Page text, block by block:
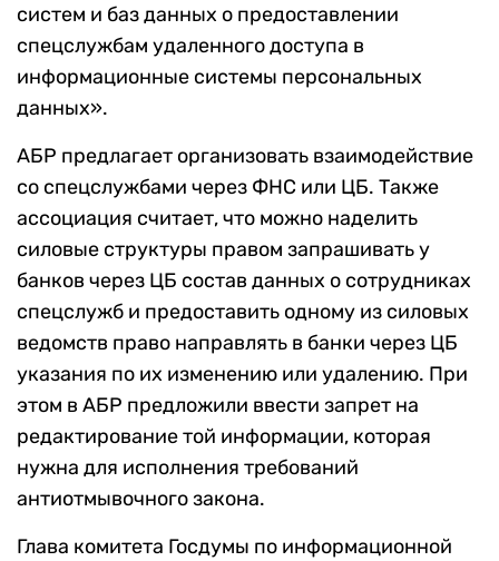
систем и баз данных о предоставлении
спецслужбам удаленного доступа в
информационные системы персональных
данных».
АБР предлагает организовать взаимодействие
со спецслужбами через ФНС или ЦБ. Также
ассоциация считает, что можно наделить
силовые структуры правом запрашивать у
банков через ЦБ состав данных о сотрудниках
спецслужб и предоставить одному из силовых
ведомств право направлять в банки через ЦБ
указания по их изменению или удалению. При
этом в АБР предложили ввести запрет на
редактирование той информации, которая
нужна для исполнения требований
антиотмывочного закона.
Глава комитета Госдумы по информационной